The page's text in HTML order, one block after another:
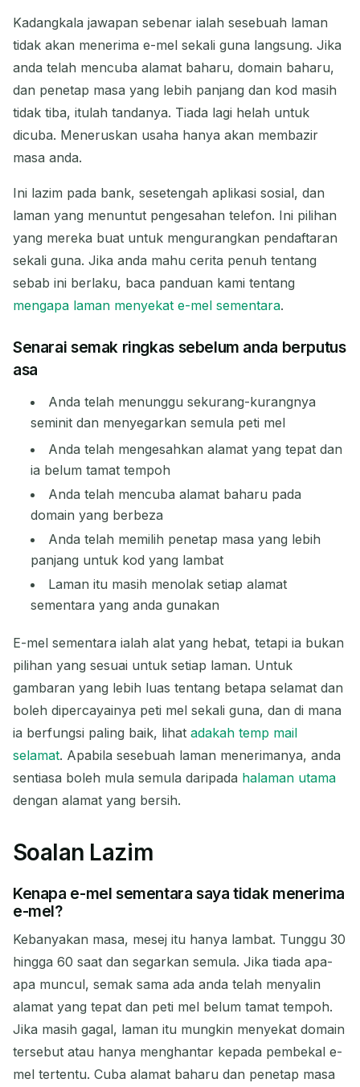
Kadangkala jawapan sebenar ialah sesebuah laman
tidak akan menerima e-mel sekali guna langsung. Jika
anda telah mencuba alamat baharu, domain baharu,
dan penetap masa yang lebih panjang dan kod masih
tidak tiba, itulah tandanya. Tiada lagi helah untuk
dicuba. Meneruskan usaha hanya akan membazir
masa anda.
Ini lazim pada bank, sesetengah aplikasi sosial, dan
laman yang menuntut pengesahan telefon. Ini pilihan
yang mereka buat untuk mengurangkan pendaftaran
sekali guna. Jika anda mahu cerita penuh tentang
sebab ini berlaku, baca panduan kami tentang
mengapa laman menyekat e-mel sementara.
Senarai semak ringkas sebelum anda berputus
asa
Anda telah menunggu sekurang-kurangnya
seminit dan menyegarkan semula peti mel
Anda telah mengesahkan alamat yang tepat dan
ia belum tamat tempoh
Anda telah mencuba alamat baharu pada
domain yang berbeza
Anda telah memilih penetap masa yang lebih
panjang untuk kod yang lambat
Laman itu masih menolak setiap alamat
sementara yang anda gunakan
E-mel sementara ialah alat yang hebat, tetapi ia bukan
pilihan yang sesuai untuk setiap laman. Untuk
gambaran yang lebih luas tentang betapa selamat dan
boleh dipercayainya peti mel sekali guna, dan di mana
ia berfungsi paling baik, lihat adakah temp mail
selamat. Apabila sesebuah laman menerimanya, anda
sentiasa boleh mula semula daripada halaman utama
dengan alamat yang bersih.
Soalan Lazim
Kenapa e-mel sementara saya tidak menerima
e-mel?
Kebanyakan masa, mesej itu hanya lambat. Tunggu 30
hingga 60 saat dan segarkan semula. Jika tiada apa-
apa muncul, semak sama ada anda telah menyalin
alamat yang tepat dan peti mel belum tamat tempoh.
Jika masih gagal, laman itu mungkin menyekat domain
tersebut atau hanya menghantar kepada pembekal e-
mel tertentu. Cuba alamat baharu dan penetap masa